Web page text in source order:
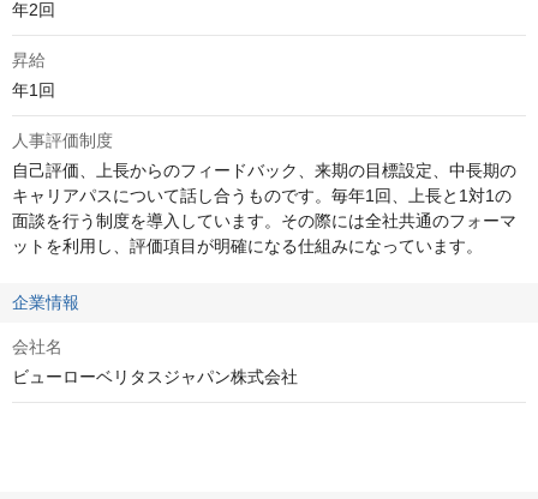
年2回
昇給
年1回
人事評価制度
自己評価、上長からのフィードバック、来期の目標設定、中長期の
キャリアパスについて話し合うものです。毎年1回、上長と1対1の
面談を行う制度を導入しています。その際には全社共通のフォーマ
ットを利用し、評価項目が明確になる仕組みになっています。
企業情報
会社名
ビューローベリタスジャパン株式会社